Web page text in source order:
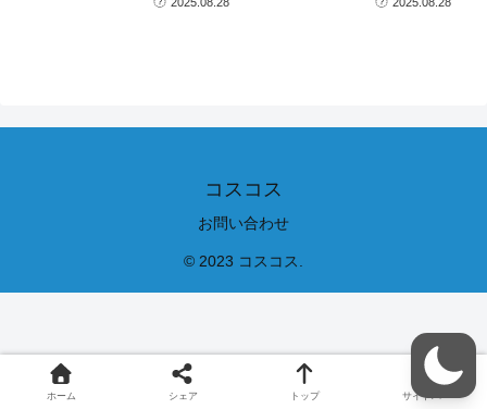
コスコス
お問い合わせ
© 2023 コスコス.
ホーム シェア トップ サイドバー